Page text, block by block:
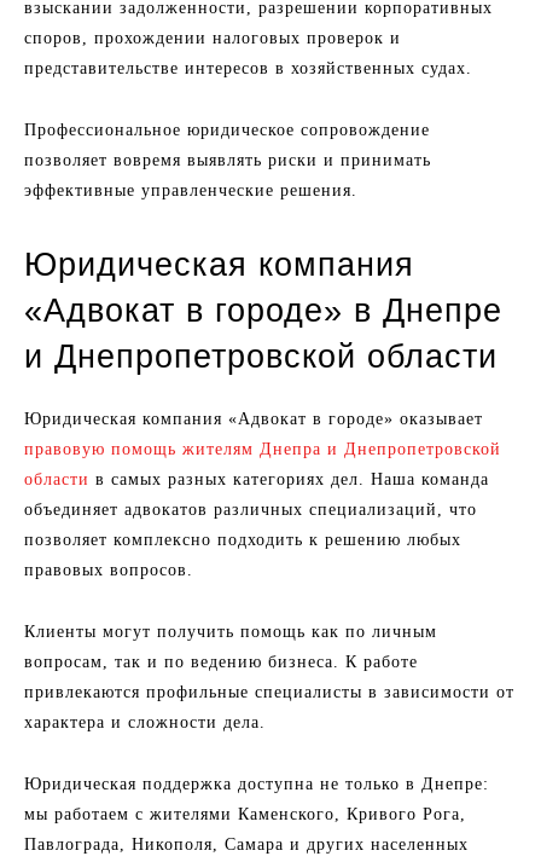
взыскании задолженности, разрешении корпоративных
споров, прохождении налоговых проверок и
представительстве интересов в хозяйственных судах.
Профессиональное юридическое сопровождение
позволяет вовремя выявлять риски и принимать
эффективные управленческие решения.
Юридическая компания
«Адвокат в городе» в Днепре
и Днепропетровской области
Юридическая компания «Адвокат в городе» оказывает
правовую помощь жителям Днепра и Днепропетровской
области в самых разных категориях дел. Наша команда
объединяет адвокатов различных специализаций, что
позволяет комплексно подходить к решению любых
правовых вопросов.
Клиенты могут получить помощь как по личным
вопросам, так и по ведению бизнеса. К работе
привлекаются профильные специалисты в зависимости от
характера и сложности дела.
Юридическая поддержка доступна не только в Днепре:
мы работаем с жителями Каменского, Кривого Рога,
Павлограда, Никополя, Самара и других населенных